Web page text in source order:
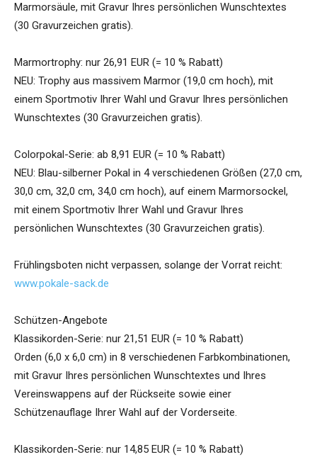
Marmorsäule, mit Gravur Ihres persönlichen Wunschtextes
(30 Gravurzeichen gratis).
Marmortrophy: nur 26,91 EUR (= 10 % Rabatt)
NEU: Trophy aus massivem Marmor (19,0 cm hoch), mit
einem Sportmotiv Ihrer Wahl und Gravur Ihres persönlichen
Wunschtextes (30 Gravurzeichen gratis).
Colorpokal-Serie: ab 8,91 EUR (= 10 % Rabatt)
NEU: Blau-silberner Pokal in 4 verschiedenen Größen (27,0 cm,
30,0 cm, 32,0 cm, 34,0 cm hoch), auf einem Marmorsockel,
mit einem Sportmotiv Ihrer Wahl und Gravur Ihres
persönlichen Wunschtextes (30 Gravurzeichen gratis).
Frühlingsboten nicht verpassen, solange der Vorrat reicht:
www.pokale-sack.de
Schützen-Angebote
Klassikorden-Serie: nur 21,51 EUR (= 10 % Rabatt)
Orden (6,0 x 6,0 cm) in 8 verschiedenen Farbkombinationen,
mit Gravur Ihres persönlichen Wunschtextes und Ihres
Vereinswappens auf der Rückseite sowie einer
Schützenauflage Ihrer Wahl auf der Vorderseite.
Klassikorden-Serie: nur 14,85 EUR (= 10 % Rabatt)